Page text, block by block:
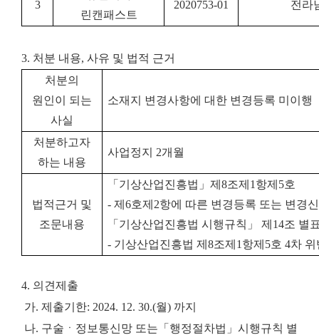
3
린캔패스트
2020753-01 전라
3. 처분 내용, 사유 및 법적 근거
처분의
원인이 되는
사실
소재지 변경사항에 대한 변경등록 미이행
처분하고자
하는 내용
사업정지 2개월
법적근거 및
조문내용
「기상산업진흥법」제8조제1항제5호
- 제6호제2항에 따른 변경등록 또는 변경
「기상산업진흥법 시행규칙」 제14조 별
- 기상산업진흥법 제8조제1항제5호 4차
4. 의견제출
가. 제출기한: 2024. 12. 30.(월) 까지
나. 구술ㆍ정보통신망 또는「행정절차법」시행규칙 별